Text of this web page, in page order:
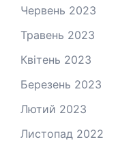
Червень 2023
Травень 2023
Квітень 2023
Березень 2023
Лютий 2023
Листопад 2022